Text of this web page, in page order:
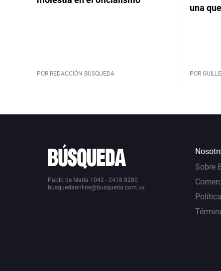
POR REDACCIÓN BÚSQUEDA
una
POR
Pablo de María 1042 - 2418 8280
busquedaonline@busqueda.com.uy
Sobre